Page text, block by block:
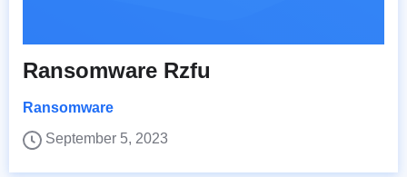
Ransomware Rzfu
Ransomware
September 5, 2023